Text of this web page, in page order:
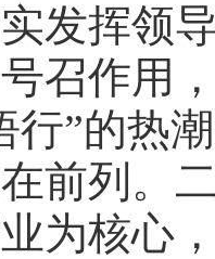
发挥领
召作用
行”的热
前列。
为核心